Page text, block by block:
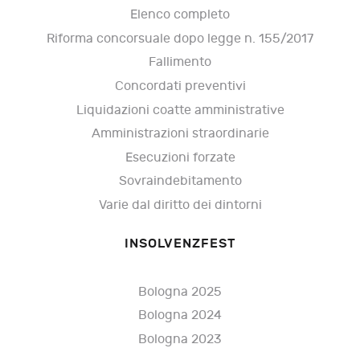
Elenco completo
Riforma concorsuale dopo legge n. 155/2017
Fallimento
Concordati preventivi
Liquidazioni coatte amministrative
Amministrazioni straordinarie
Esecuzioni forzate
Sovraindebitamento
Varie dal diritto dei dintorni
INSOLVENZFEST
Bologna 2025
Bologna 2024
Bologna 2023